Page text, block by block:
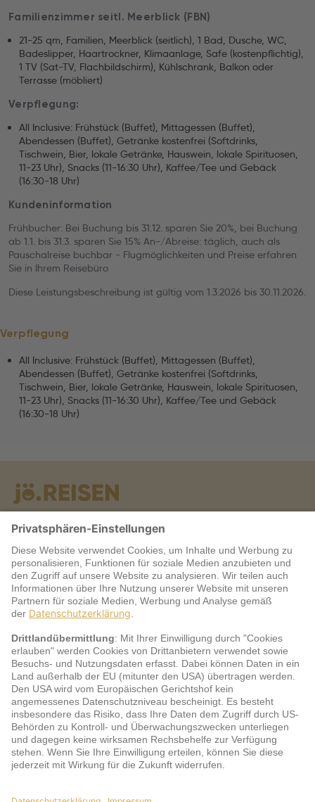
Familienzimmer seitl. Meerblick (FBN)
21-25 qm, Familien, Meerblick (seitlich), 1 Bad, Dusche, WC,
Badeslipper, Haartrockner, Klimaanlage, Safe (kostenpflichtig),
1 TV (Sat-TV, Flachbildschirm), Kühlschrank, Balkon oder
Terrasse (möbliert)
Verpflegung:
All Inclusive: Frühstück (Buffet), Mittagessen (Buffet),
Abendessen (Buffet), Getränke kostenfrei (Softdrinks,
Tischwein, Bier, lokale Getränke, Hauswein, lokale Spirituosen,
11-23 Uhr), Snacks (11-16:30 Uhr), Kaffee/Tee und Gebäck
(16:30-18 Uhr)
Kundeninformation
Frühbucher: Bei Buchung bis 31.12. sparen Sie 20%, bei Buchung
ab 1.1. bis 31.3. sparen Sie 15% An-/Abreise: täglich, auch als
Pauschalreise buchbar - Flugmöglichkeiten und Preise erfahren
Sie in Ihrem Reisebüro
Diese Leistungsbeschreibung ist gültig vom 1.3.2026 bis 30.11.2026.
Verpflegung
All Inclusive: Frühstück (Buffet), Mittagessen (Buffet),
Abendessen (Buffet), Getränke kostenfrei (Softdrinks,
Tischwein, Bier, lokale Getränke, Hauswein, lokale Spirituosen,
11-23 Uhr), Snacks (11-16:30 Uhr), Kaffee/Tee und Gebäck
(16:30-18 Uhr)
Warum jö?
Service
jö Bonus Club Partner
Zahlungsarten & Sicherheit